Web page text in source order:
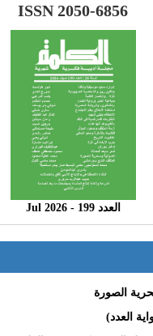
ISSN 2050-6856
العدد 199 - 2026 Jul
الصورة
العدد)